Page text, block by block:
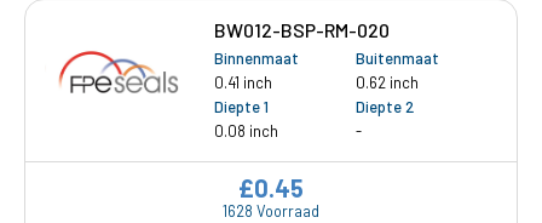
BW012-BSP-RM-020
Binnenmaat
0.41 inch
Buitenmaat
0.62 inch
Diepte 1
0.08 inch
Diepte 2
-
1628 Voorraad
£0.45